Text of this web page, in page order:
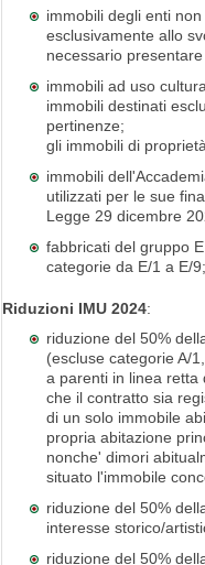
immobili degli enti
esclusivamente allo
necessario
immobili ad uso
immobili destinati
pertinenze;
gli immobili di
immobili
utilizzati per le sue
Legge 29 dicembre
fabbricati del gruppo
categorie da E/1 a E/9;
Riduzioni IMU 2024:
riduzione del 50%
(escluse categorie A/
a parenti in linea retta
che il contratto sia
di un solo immobile
propria abitazione
nonche' dimori
situato l'immobile
riduzione del 50%
interesse storico/
riduzione del 50%